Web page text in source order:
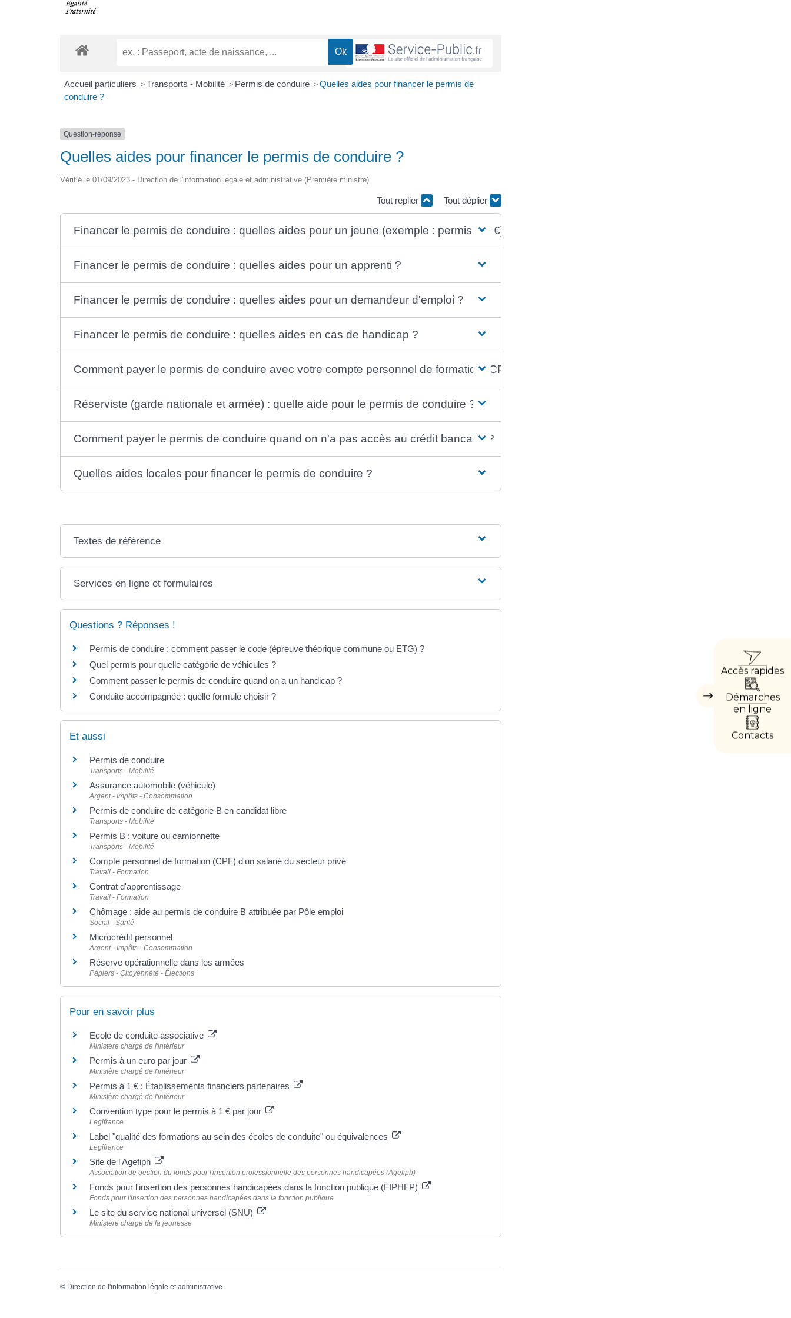
Masquer
Accès rapides
Démarches
en ligne
Contacts
Accueil particuliers > Transports - Mobilité > Permis de conduire > Quelles aides pour financer le permis de
conduire ?
Question-réponse
Quelles aides pour financer le permis de conduire ?
Vérifié le 01/09/2023 - Direction de l'information légale et administrative (Première ministre)
Tout replier Tout déplier
Financer le permis de conduire : quelles aides pour un jeune (exemple : permis à 1 €) ?
Financer le permis de conduire : quelles aides pour un apprenti ?
Financer le permis de conduire : quelles aides pour un demandeur d'emploi ?
Financer le permis de conduire : quelles aides en cas de handicap ?
Comment payer le permis de conduire avec votre compte personnel de formation (CPF) ?
Réserviste (garde nationale et armée) : quelle aide pour le permis de conduire ?
Comment payer le permis de conduire quand on n'a pas accès au crédit bancaire ?
Quelles aides locales pour financer le permis de conduire ?
Textes de référence
Services en ligne et formulaires
Questions ? Réponses !
Permis de conduire : comment passer le code (épreuve théorique commune ou ETG) ?
Quel permis pour quelle catégorie de véhicules ?
Comment passer le permis de conduire quand on a un handicap ?
Conduite accompagnée : quelle formule choisir ?
Et aussi
Permis de conduire
Transports - Mobilité
Assurance automobile (véhicule)
Argent - Impôts - Consommation
Permis de conduire de catégorie B en candidat libre
Transports - Mobilité
Permis B : voiture ou camionnette
Transports - Mobilité
Compte personnel de formation (CPF) d'un salarié du secteur privé
Travail - Formation
Contrat d'apprentissage
Travail - Formation
Chômage : aide au permis de conduire B attribuée par Pôle emploi
Social - Santé
Microcrédit personnel
Argent - Impôts - Consommation
Réserve opérationnelle dans les armées
Papiers - Citoyenneté - Élections
Pour en savoir plus
Ecole de conduite associative
Ministère chargé de l'intérieur
Permis à un euro par jour
Ministère chargé de l'intérieur
Permis à 1 € : Établissements financiers partenaires
Ministère chargé de l'intérieur
Convention type pour le permis à 1 € par jour
Legifrance
Label "qualité des formations au sein des écoles de conduite" ou équivalences
Legifrance
Site de l'Agefiph
Association de gestion du fonds pour l'insertion professionnelle des personnes handicapées (Agefiph)
Fonds pour l'insertion des personnes handicapées dans la fonction publique (FIPHFP)
Fonds pour l'insertion des personnes handicapées dans la fonction publique
Le site du service national universel (SNU)
Ministère chargé de la jeunesse
© Direction de l'information légale et administrative